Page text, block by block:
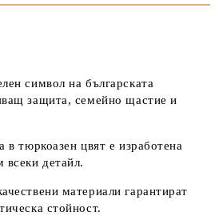
в рамките на работния ден.
символ на българската
защита, семейно щастие и
в тюркоазен цвят е изработена
детайл.
материали гарантират
стойност.